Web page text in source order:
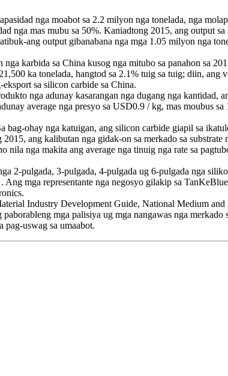
nga moabot sa 2.2 milyon nga tonelada, nga
nga mas mubu sa 50%. Kaniadtong 2015, ang output
ang output gibanabana nga mga 1.05 milyon nga
karbida sa China kusog nga mitubo sa panahon sa
ka tonelada, hangtod sa 2.1% tuig sa tuig; diin, ang
sa silicon carbide sa China.
nga adunay kasarangan nga dugang nga kantidad,
average nga presyo sa USD0.9 / kg, mas moubus sa
ohay nga katuigan, ang silicon carbide giapil sa
ang kalibutan nga gidak-on sa merkado sa substrate
nga makita ang average nga tinuig nga rate sa
2-pulgada, 3-pulgada, 4-pulgada ug 6-pulgada nga
mga representante nga negosyo gilakip sa
Industry Development Guide, National Medium and
mga palisiya ug mga nangawas nga merkado
pag-uswag sa umaabot.